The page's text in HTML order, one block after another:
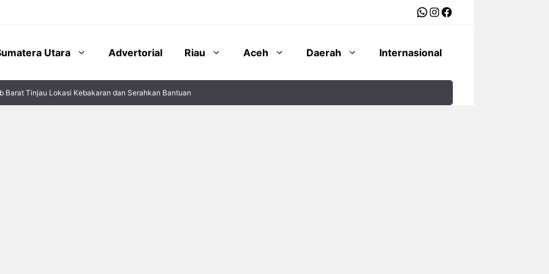
WhatsApp
Instagram
Facebook
Utara Advertorial Riau Aceh Daerah Internasional
Barat Tinjau Lokasi Kebakaran dan Serahkan Bantuan